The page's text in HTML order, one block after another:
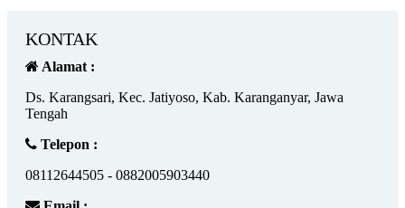
KONTAK
Alamat :
Ds. Karangsari, Kec. Jatiyoso, Kab. Karanganyar, Jawa
Tengah
Telepon :
08112644505 - 0882005903440